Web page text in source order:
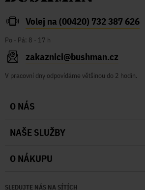
Volej na (00420) 732 387 626
Po - Pá: 8 - 17 h
zakaznici@bushman.cz
V pracovní dny odpovídáme většinou do 2 hodin.
SLEDUJTE NÁS NA SÍTÍCH
O NÁS
NAŠE SLUŽBY
O NÁKUPU